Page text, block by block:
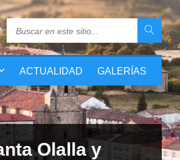
ACTUALIDAD GALERÍAS
Olalla y